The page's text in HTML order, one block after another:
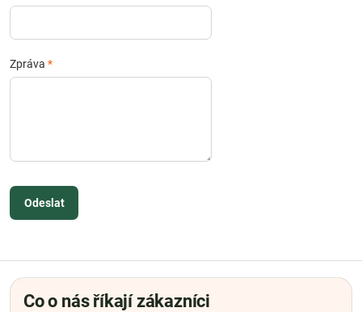
Zpráva *
Odeslat
Co o nás říkají zákazníci